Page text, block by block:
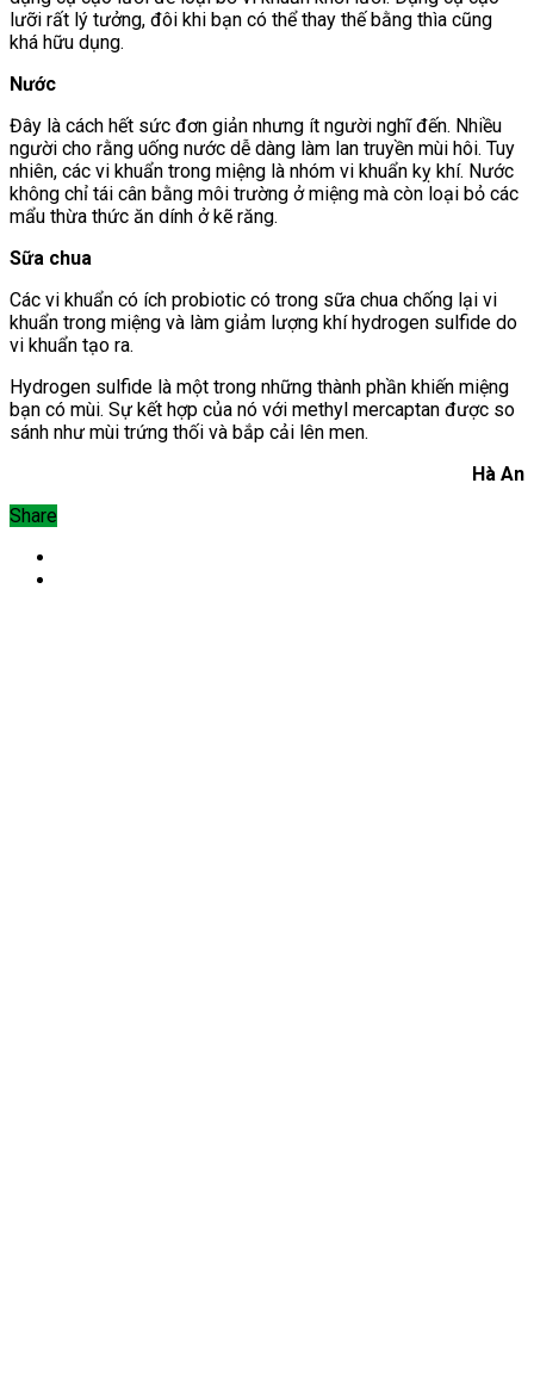
lưỡi rất lý tưởng, đôi khi bạn có thể thay thế bằng thìa cũng
khá hữu dụng.
Nước
Đây là cách hết sức đơn giản nhưng ít người nghĩ đến. Nhiều
người cho rằng uống nước dễ dàng làm lan truyền mùi hôi. Tuy
nhiên, các vi khuẩn trong miệng là nhóm vi khuẩn kỵ khí. Nước
không chỉ tái cân bằng môi trường ở miệng mà còn loại bỏ các
mẩu thừa thức ăn dính ở kẽ răng.
Sữa chua
Các vi khuẩn có ích probiotic có trong sữa chua chống lại vi
khuẩn trong miệng và làm giảm lượng khí hydrogen sulfide do
vi khuẩn tạo ra.
Hydrogen sulfide là một trong những thành phần khiến miệng
bạn có mùi. Sự kết hợp của nó với methyl mercaptan được so
sánh như mùi trứng thối và bắp cải lên men.
Hà An
Share